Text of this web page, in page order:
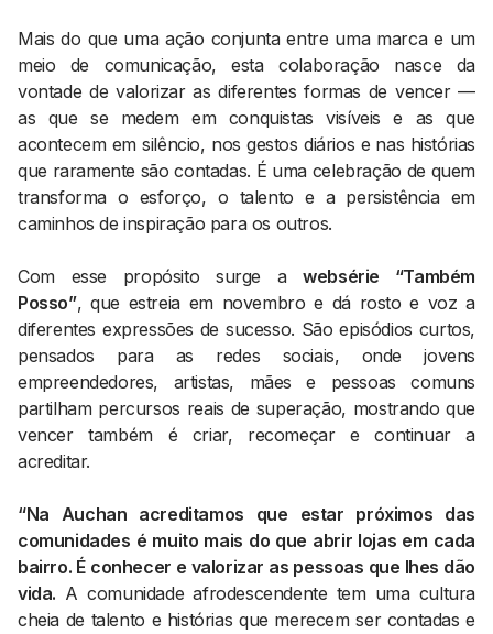
Pesquisar
Mais do que uma ação conjunta entre uma marca e um
meio de comunicação, esta colaboração nasce da
vontade de valorizar as diferentes formas de vencer —
as que se medem em conquistas visíveis e as que
acontecem em silêncio, nos gestos diários e nas histórias
que raramente são contadas. É uma celebração de quem
transforma o esforço, o talento e a persistência em
caminhos de inspiração para os outros.
Com esse propósito surge awebsérie “Também
Posso”, que estreia em novembro e dá rosto e voz a
diferentes expressões de sucesso. São episódios curtos,
pensados para as redes sociais, onde jovens
empreendedores, artistas, mães e pessoas comuns
partilham percursos reais de superação, mostrando que
vencer também é criar, recomeçar e continuar a
acreditar.
“Na Auchan acreditamos que estar próximos das
comunidades é muito mais do que abrir lojas em cada
bairro. É conhecer e valorizar as pessoas que lhes dão
vida. A comunidade afrodescendente tem uma cultura
cheia de talento e histórias que merecem ser contadas e